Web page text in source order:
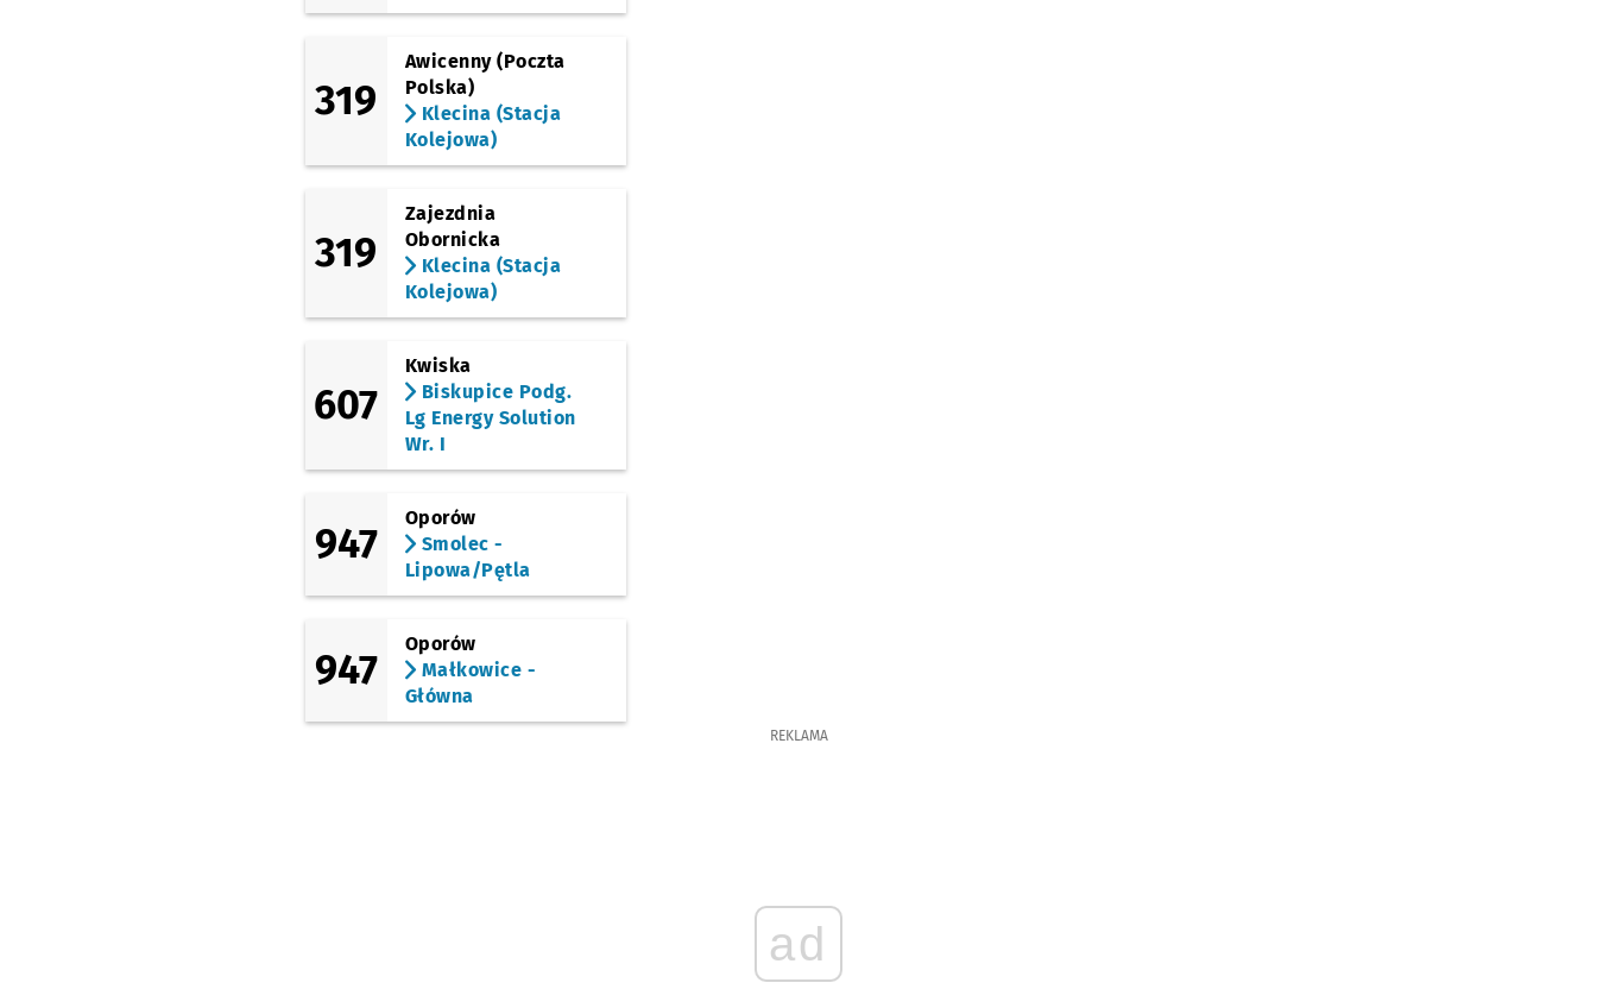
319
Awicenny (Poczta
Polska)
Klecina (Stacja
Kolejowa)
319
Zajezdnia
Obornicka
Klecina (Stacja
Kolejowa)
607
Kwiska
Biskupice Podg.
Lg Energy Solution
Wr. I
947
Oporów
Smolec -
Lipowa/Pętla
947
Oporów
Małkowice -
Główna
REKLAMA
ad